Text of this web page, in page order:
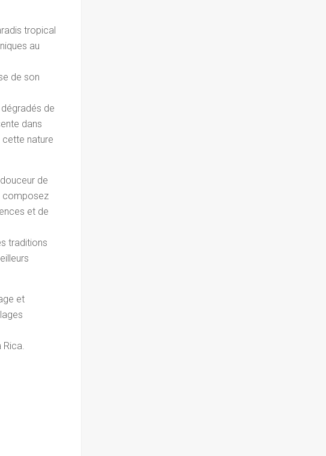
tropical
au
de son
de
dans
cette nature
de
composez
et de
traditions
et
Rica.